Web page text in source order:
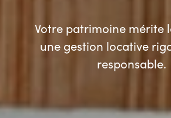
Votre patrimoine mérite
une gestion locative
responsable.